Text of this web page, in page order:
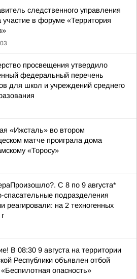
следственного управления
участие в форуме «Территория
просвещения утвердило
федеральный перечень
для школ и учреждений среднего
«Ижсталь» во втором
матче проиграла дома
«Торосу»
С 8 по 9 августа*
спасательные подразделения
реагировали: на 2 техногенных
В 08:30 9 августа на территории
Республики объявлен отбой
«Беспилотная опасность»